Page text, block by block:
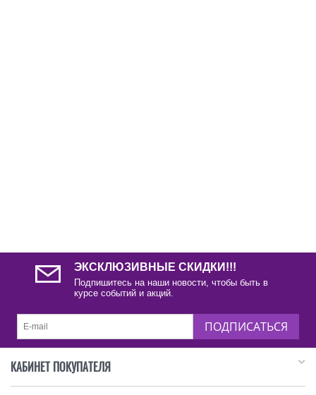
ЭКСКЛЮЗИВНЫЕ СКИДКИ!!!
Подпишитесь на наши новости, чтобы быть в
курсе событий и акций.
ПОДПИСАТЬСЯ
КАБИНЕТ ПОКУПАТЕЛЯ